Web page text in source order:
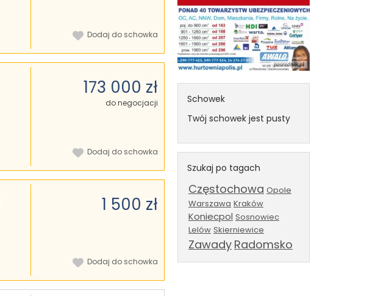
Dodaj do schowka
173 000 zł
do negocjacji
Dodaj do schowka
1 500 zł
Dodaj do schowka
Schowek
Twój schowek jest pusty
Szukaj po tagach
Częstochowa Opole
Warszawa Kraków
Koniecpol Sosnowiec
Lelów Skierniewice
Zawady Radomsko